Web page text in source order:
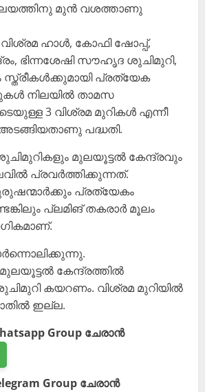
മുൻ വശത്താണു
വിശ്രമ ഹാൾ, കോഫി ഷോപ്പ്,
ഭിന്നശേഷി സൗഹൃദ ശുചിമുറി,
പ്രത്യേക
നിലയിൽ താമസ
3 വിശ്രമ മുറികൾ എന്നീ
പദ്ധതി.
മുലയൂട്ടൽ കേന്ദ്രവും
പ്രവർത്തിക്കുന്നത്.
പ്രത്യേകം
പ്ലമിങ് തകരാർ മൂലം
കേന്ദ്രത്തിൽ
കയറണം. വിശ്രമ മുറിയിൽ
ഇല്ല.
Group ചേരാൻ
Group ചേരാൻ